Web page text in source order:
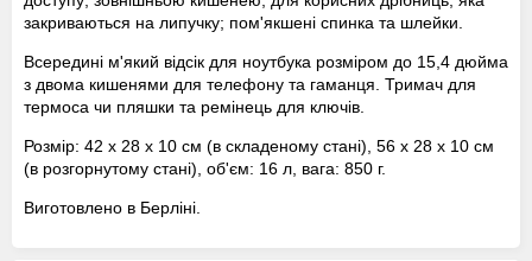
закриваються на липучку; пом'якшені спинка та шлейки.
Всередині м'який відсік для ноутбука розміром до 15,4 дюйма
з двома кишенями для телефону та гаманця. Тримач для
термоса чи пляшки та ремінець для ключів.
Розмір: 42 х 28 х 10 см (в складеному стані), 56 х 28 х 10 см
(в розгорнутому стані), об'єм: 16 л, вага: 850 г.
Виготовлено в Берліні.